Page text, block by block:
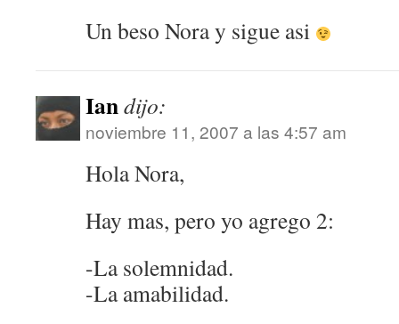
Un beso Nora y sigue asi
Iandijo:
noviembre 11, 2007 a las 4:57 am
Hola Nora,
Hay mas, pero yo agrego 2:
-La solemnidad.
-La amabilidad.